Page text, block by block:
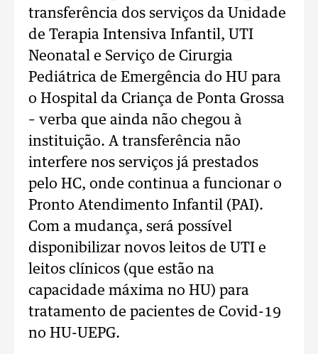
transferência dos serviços da Unidade
de Terapia Intensiva Infantil, UTI
Neonatal e Serviço de Cirurgia
Pediátrica de Emergência do HU para
o Hospital da Criança de Ponta Grossa
– verba que ainda não chegou à
instituição. A transferência não
interfere nos serviços já prestados
pelo HC, onde continua a funcionar o
Pronto Atendimento Infantil (PAI).
Com a mudança, será possível
disponibilizar novos leitos de UTI e
leitos clínicos (que estão na
capacidade máxima no HU) para
tratamento de pacientes de Covid-19
no HU-UEPG.